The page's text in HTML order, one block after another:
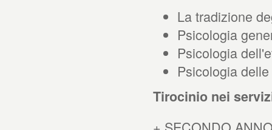
La tradizione
Psicologia
Psicologia
Psicologia
Tirocinio nei